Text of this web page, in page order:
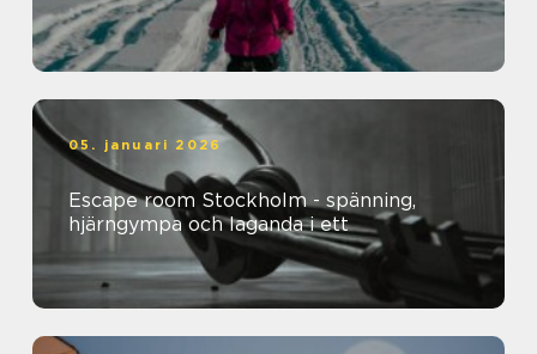
05. januari 2026
Escape room Stockholm - spänning,
hjärngympa och laganda i ett